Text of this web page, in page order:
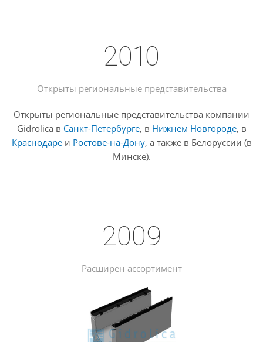
2010
Открыты региональные представительства
Открыты региональные представительства компании
Gidrolica в Санкт-Петербурге, в Нижнем Новгороде, в
Краснодареи Ростове-на-Дону, а также в Белоруссии (в
Минске).
2009
Расширен ассортимент